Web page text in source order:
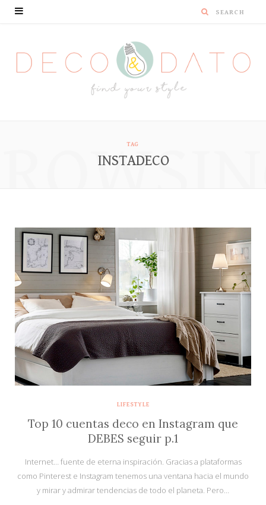
TAG
INSTADECO
LIFESTYLE
Top 10 cuentas deco en Instagram que
DEBES seguir p.1
Internet… fuente de eterna inspiración. Gracias a plataformas
como Pinterest e Instagram tenemos una ventana hacia el mundo
y mirar y admirar tendencias de todo el planeta. Pero…